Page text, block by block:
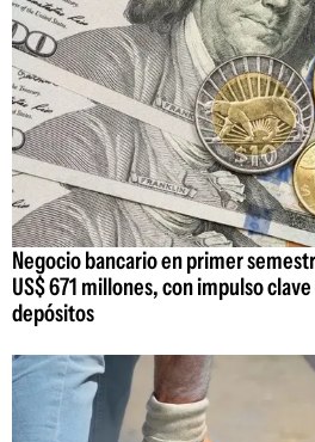
Negocio bancario en primer
US$ 671 millones, con impulso
depósitos